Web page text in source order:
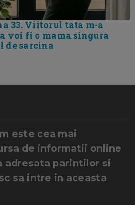
33. Viitorul tata m-a
voi fi o mama singura
de sarcina
este cea mai
de informatii online
adresata parintilor si
sa intre in aceasta